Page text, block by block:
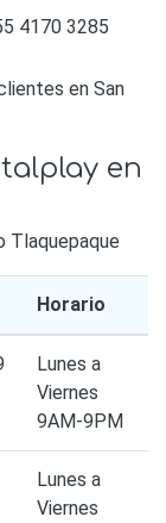
4170 3285
en San
en
Tlaquepaque
Horario
Lunes a
Viernes
9AM-9PM
Lunes a
Viernes